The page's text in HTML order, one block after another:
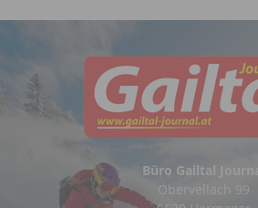
Büro Gailtal Journal
Obervellach 99